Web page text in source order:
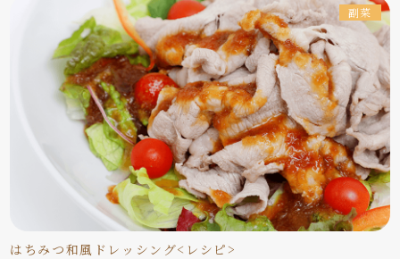
副菜
はちみつ和風ドレッシング<レシピ>